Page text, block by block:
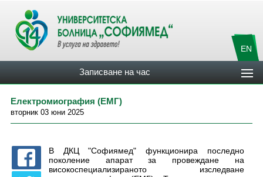
EN
Записване на час
Електромиография (ЕМГ)
вторник 03 юни 2025
В ДКЦ "Софиямед" функционира последно
поколение апарат за провеждане на
високоспециализираното изследване